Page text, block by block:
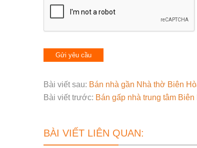
Bài viết sau: Bán nhà gần Nhà thờ Biên
Bài viết trước: Bán gấp nhà trung tâm
BÀI VIẾT LIÊN QUAN: